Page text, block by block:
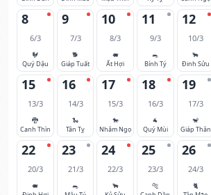
8
6/3
🐓
Quý Dậu
9
7/3
🐕
Giáp Tuất
10
8/3
🐖
Ất Hợi
11
9/3
🐀
Bính Tý
12
10/3
🐂
Đinh Sửu
15
13/3
🐉
Canh Thìn
16
14/3
🐍
Tân Tỵ
17
15/3
🐎
Nhâm Ngọ
18
16/3
🐐
Quý Mùi
19
17/3
🐒
Giáp Thân
22
20/3
🐖
23
21/3
🐀
24
22/3
🐂
25
23/3
🐅
26
24/3
🐈